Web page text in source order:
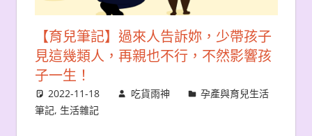
【育兒筆記】過來人告訴妳，少帶孩子
見這幾類人，再親也不行，不然影響孩
子一生！
2022-11-18 吃貨雨神
孕產與育兒生活
筆記, 生活雜記